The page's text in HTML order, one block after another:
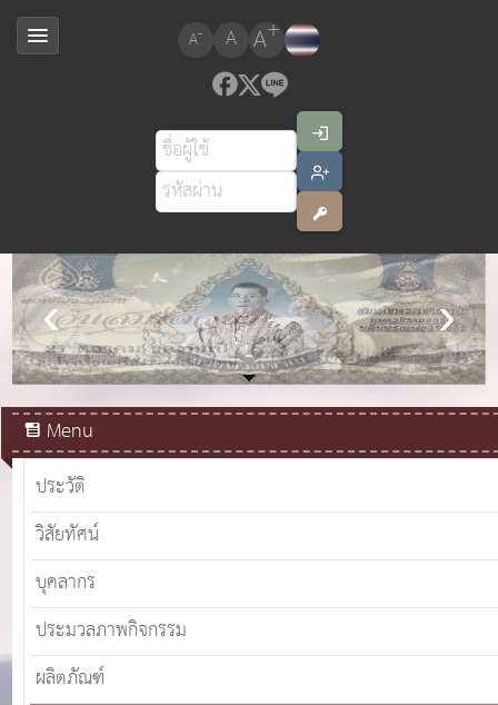
A- A A+
สมเด็จพระเจ้าอยู่หัวมหาวชิราลงกรณ บดินทรเทพยวรางกูร
Menu
ประวัติ
วิสัยทัศน์
บุคลากร
ประมวลภาพกิจกรรม
ผลิตภัณฑ์